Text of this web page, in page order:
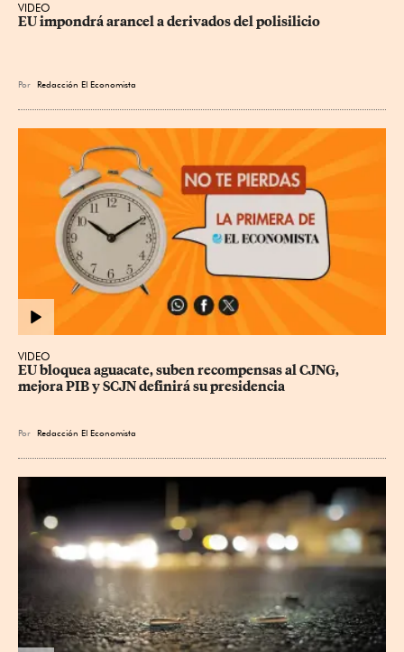
VIDEO
EU impondrá arancel a derivados del polisilicio
Por Redacción El Economista
VIDEO
EU bloquea aguacate, suben recompensas al CJNG,
mejora PIB y SCJN definirá su presidencia
Por Redacción El Economista